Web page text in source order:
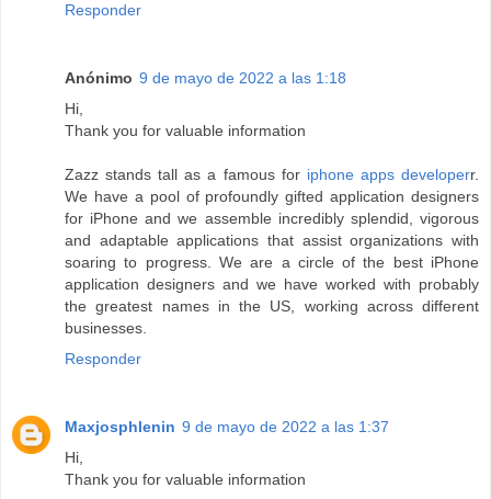
Responder
Anónimo 9 de mayo de 2022 a las 1:18
Hi,
Thank you for valuable information
Zazz stands tall as a famous for iphone apps developerr.
We have a pool of profoundly gifted application designers
for iPhone and we assemble incredibly splendid, vigorous
and adaptable applications that assist organizations with
soaring to progress. We are a circle of the best iPhone
application designers and we have worked with probably
the greatest names in the US, working across different
businesses.
Responder
Maxjosphlenin 9 de mayo de 2022 a las 1:37
Hi,
Thank you for valuable information